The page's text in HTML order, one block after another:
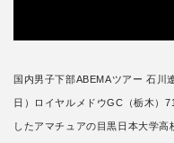
国内男子下部ABEMAツアー 石
日）ロイヤルメドウGC（栃木）
したアマチュアの目黒日本大学